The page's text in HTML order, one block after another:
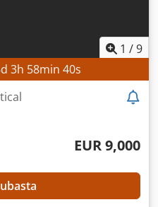
1 /9
d 3h 58min 38s
EUR 9,000